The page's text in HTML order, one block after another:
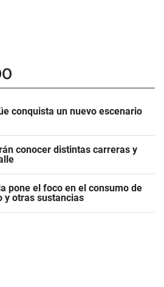
conquista un nuevo escenario
conocer distintas carreras y
pone el foco en el consumo de
y otras sustancias